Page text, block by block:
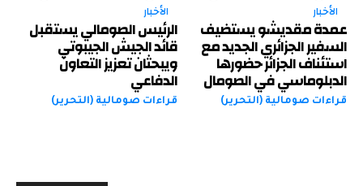
الأخبار
عمدة مقديشو يستضيف
السفير الجزائري الجديد مع
استئناف الجزائر حضورها
الدبلوماسي في الصومال
قراءات صومالية (التحرير)
الأخبار
الرئيس الصومالي يستقبل
قائد الجيش الجيبوتي
ويبحثان تعزيز التعاون
الدفاعي
قراءات صومالية (التحرير)